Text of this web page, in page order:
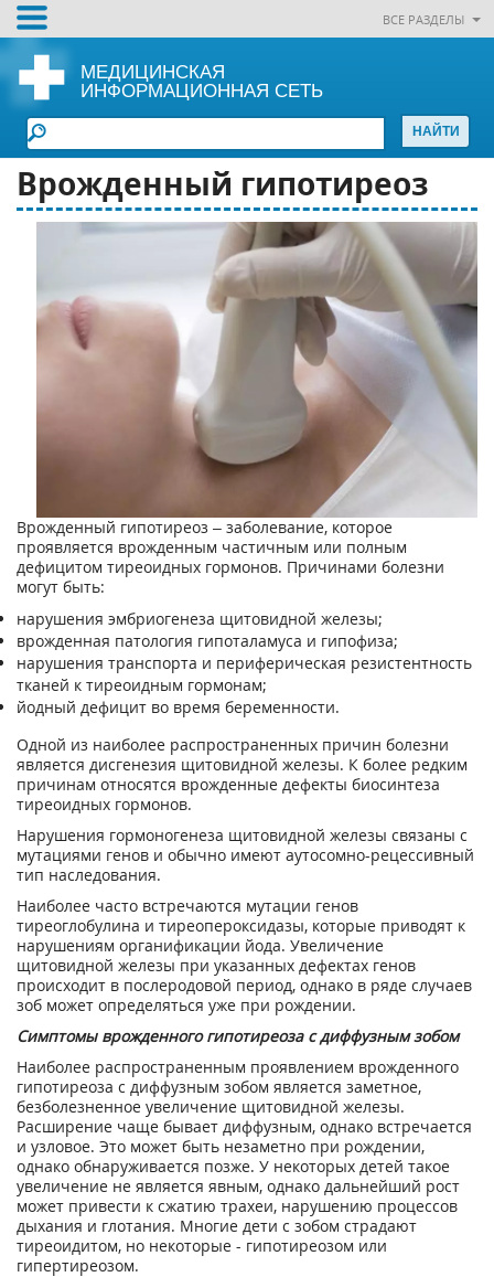
ВСЕ РАЗДЕЛЫ
МЕДИЦИНСКАЯ
ИНФОРМАЦИОННАЯ СЕТЬ
Врожденный гипотиреоз
Врожденный гипотиреоз – заболевание, которое
проявляется врожденным частичным или полным
дефицитом тиреоидных гормонов. Причинами болезни
могут быть:
нарушения эмбриогенеза щитовидной железы;
врожденная патология гипоталамуса и гипофиза;
нарушения транспорта и периферическая резистентность
тканей к тиреоидным гормонам;
йодный дефицит во время беременности.
Одной из наиболее распространенных причин болезни
является дисгенезия щитовидной железы. К более редким
причинам относятся врожденные дефекты биосинтеза
тиреоидных гормонов.
Нарушения гормоногенеза щитовидной железы связаны с
мутациями генов и обычно имеют аутосомно-рецессивный
тип наследования.
Наиболее часто встречаются мутации генов
тиреоглобулина и тиреопероксидазы, которые приводят к
нарушениям органификации йода. Увеличение
щитовидной железы при указанных дефектах генов
происходит в послеродовой период, однако в ряде случаев
зоб может определяться уже при рождении.
Симптомы врожденного гипотиреоза с диффузным зобом
Наиболее распространенным проявлением врожденного
гипотиреоза с диффузным зобом является заметное,
безболезненное увеличение щитовидной железы.
Расширение чаще бывает диффузным, однако встречается
и узловое. Это может быть незаметно при рождении,
однако обнаруживается позже. У некоторых детей такое
увеличение не является явным, однако дальнейший рост
может привести к сжатию трахеи, нарушению процессов
дыхания и глотания. Многие дети с зобом страдают
тиреоидитом, но некоторые - гипотиреозом или
гипертиреозом.